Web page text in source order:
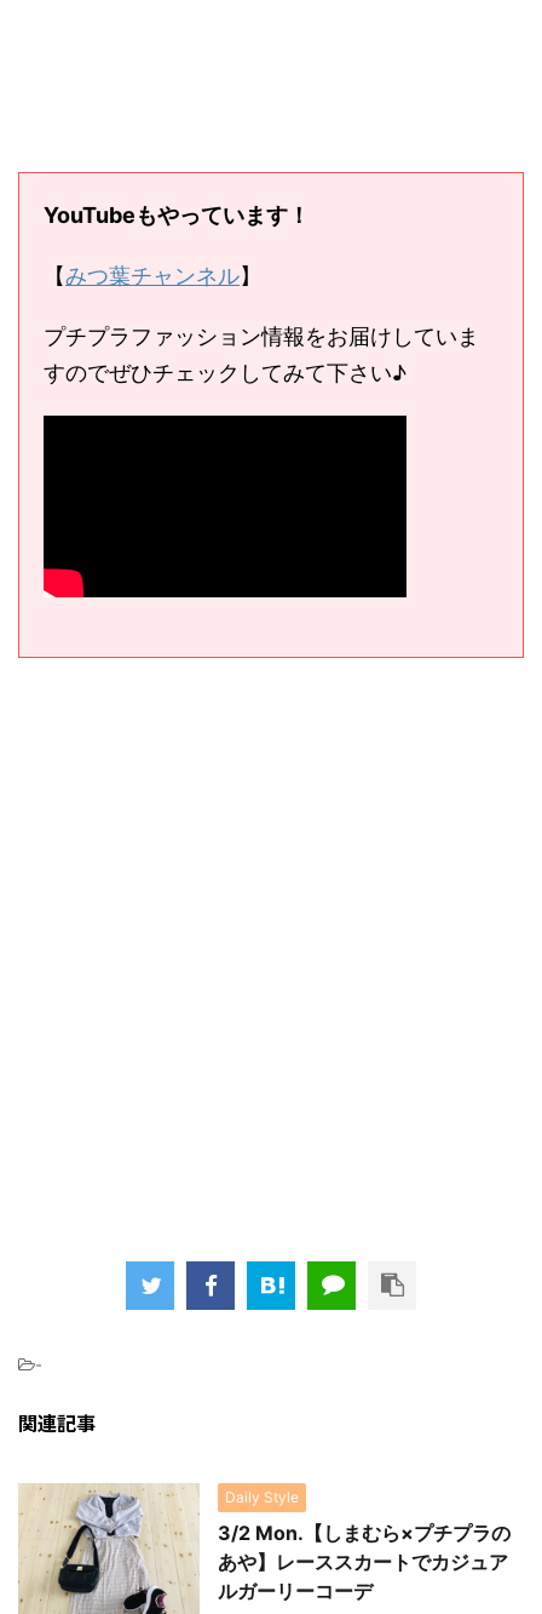
YouTubeもやっています！
【みつ葉チャンネル】
プチプラファッション情報をお届けしていま
すのでぜひチェックしてみて下さい♪
-
関連記事
Daily Style
3/2 Mon.【しまむら×プチプラの
あや】レーススカートでカジュア
ルガーリーコーデ